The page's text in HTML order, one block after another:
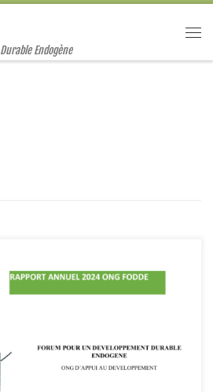
Endogène
l’ONG FODDE a établi son plan
la santé, l’éducation, la
La régionnaturelle de
la zone d’implémentation des […]